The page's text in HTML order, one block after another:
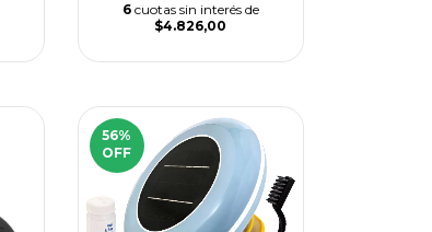
6 cuotas sin interés de
$4.826,00
56%
OFF